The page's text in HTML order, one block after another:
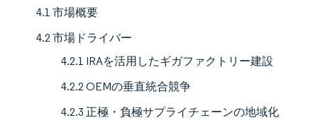
4.1 市場概要
4.2 市場ドライバー
4.2.1 IRAを活用したギガファクトリー建設
4.2.2 OEMの垂直統合競争
4.2.3 正極・負極サプライチェーンの地域化